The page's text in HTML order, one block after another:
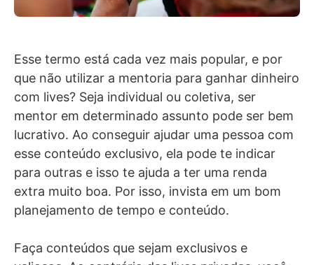
Esse termo está cada vez mais popular, e por
que não utilizar a mentoria para ganhar dinheiro
com lives? Seja individual ou coletiva, ser
mentor em determinado assunto pode ser bem
lucrativo. Ao conseguir ajudar uma pessoa com
esse conteúdo exclusivo, ela pode te indicar
para outras e isso te ajuda a ter uma renda
extra muito boa. Por isso, invista em um bom
planejamento de tempo e conteúdo.
Faça conteúdos que sejam exclusivos e